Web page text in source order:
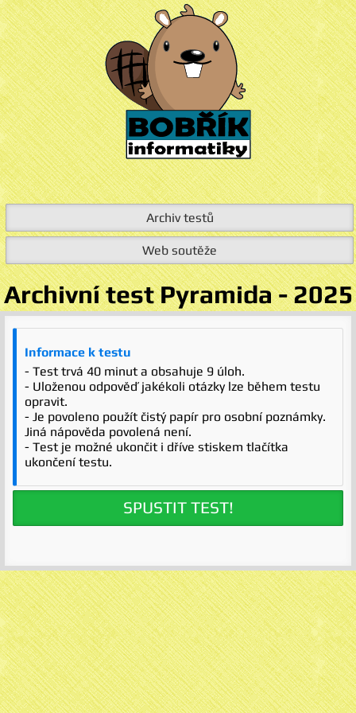
Archiv testů
Web soutěže
Archivní test Pyramida - 2025
Informace k testu
- Test trvá 40 minut a obsahuje 9 úloh.
- Uloženou odpověď jakékoli otázky lze během testu
opravit.
- Je povoleno použít čistý papír pro osobní poznámky.
Jiná nápověda povolená není.
- Test je možné ukončit i dříve stiskem tlačítka
ukončení testu.
SPUSTIT TEST!